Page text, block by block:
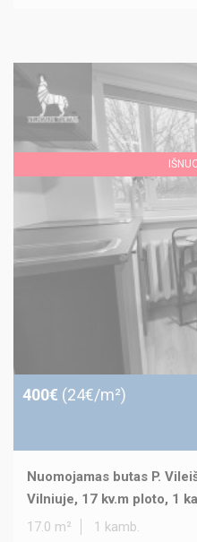
400€ (24€/m²)
Nuomojamas butas P.
Vilniuje, 17 kv.m ploto, 1
17.0 m²
1 kamb.